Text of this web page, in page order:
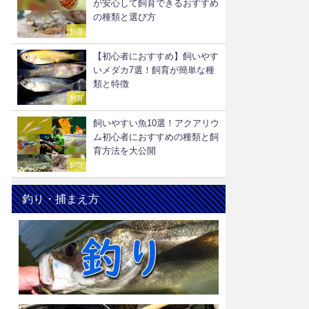
飼育
が安心して飼育できるおすすめ
の種類と選び方
飼育
【初心者におすすめ】飼いやす
いメダカ7選！飼育が簡単な種
類と特徴
飼育
飼いやすい魚10選！アクアリウ
ム初心者におすすめの種類と飼
育方法を大公開
釣り・捕まえ方